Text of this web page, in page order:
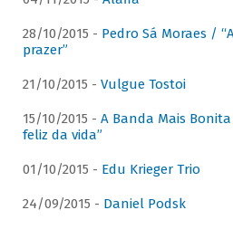
28/10/2015 - Pedro Sá Moraes /
prazer”
21/10/2015 - Vulgue Tostoi
15/10/2015 - A Banda Mais
feliz da vida”
01/10/2015 - Edu Krieger Trio
24/09/2015 - Daniel Podsk